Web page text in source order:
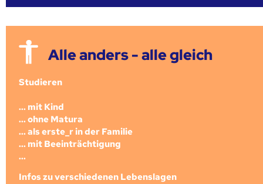
Alle anders - alle gleich
Studieren
... mit Kind
... ohne Matura
... als erste_r in der Familie
... mit Beeinträchtigung
...
Infos zu verschiedenen Lebenslagen